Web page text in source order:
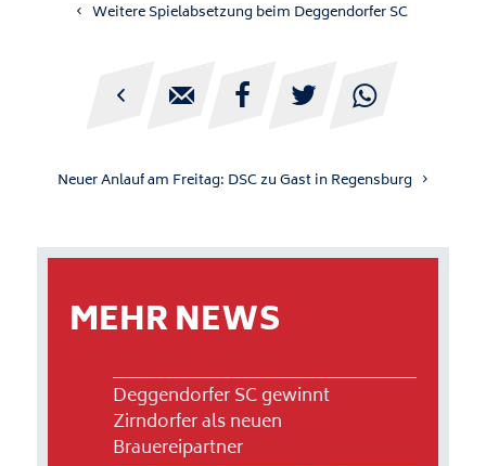
Weitere Spielabsetzung beim Deggendorfer SC
    
Neuer Anlauf am Freitag: DSC zu Gast in Regensburg
MEHR NEWS
Deggendorfer SC gewinnt
Zirndorfer als neuen
Brauereipartner